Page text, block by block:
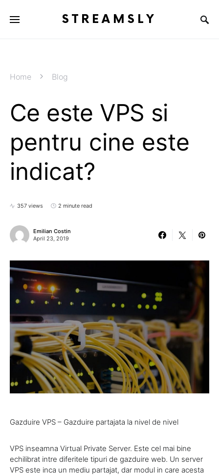
STREAMSLY
Home Blog
Ce este VPS si
pentru cine este
indicat?
357 views 2 minute read
Emilian Costin
April 23, 2019
Gazduire VPS – Gazduire partajata la nivel de nivel
VPS inseamna Virtual Private Server. Este cel mai bine
echilibrat intre diferitele tipuri de gazduire web. Un server
VPS este inca un mediu partajat, dar modul in care acesta